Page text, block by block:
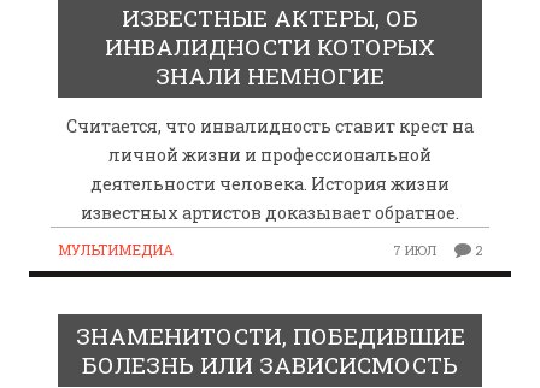
ИЗВЕСТНЫЕ АКТЕРЫ, ОБ
ИНВАЛИДНОСТИ КОТОРЫХ
ЗНАЛИ НЕМНОГИЕ
Считается, что инвалидность ставит крест на
личной жизни и профессиональной
деятельности человека. История жизни
известных артистов доказывает обратное.
МУЛЬТИМЕДИА 7 ИЮЛ 2
ЗНАМЕНИТОСТИ, ПОБЕДИВШИЕ
БОЛЕЗНЬ ИЛИ ЗАВИСИСМОСТЬ